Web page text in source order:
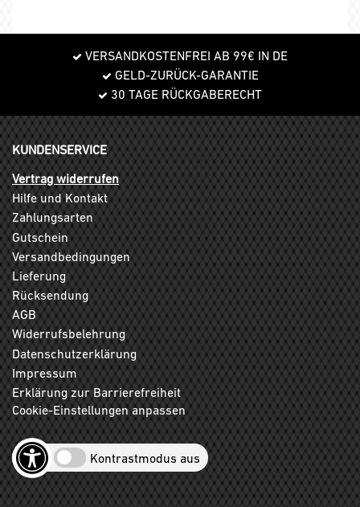
VERSANDKOSTENFREI AB 99€ IN DE
GELD-ZURÜCK-GARANTIE
30 TAGE RÜCKGABERECHT
KUNDENSERVICE
Vertrag widerrufen
Hilfe und Kontakt
Zahlungsarten
Gutschein
Versandbedingungen
Lieferung
Rücksendung
AGB
Widerrufsbelehrung
Datenschutzerklärung
Impressum
Erklärung zur Barrierefreiheit
Cookie-Einstellungen anpassen
Kontrastmodus aus